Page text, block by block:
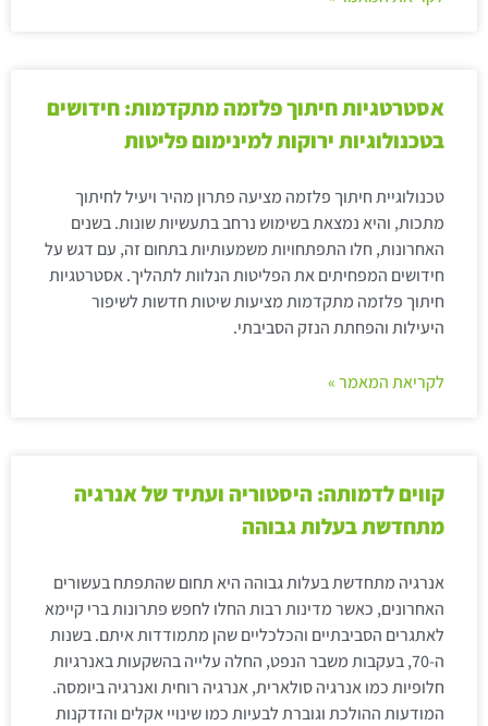
אסטרטגיות חיתוך פלזמה מתקדמות: חידושים
בטכנולוגיות ירוקות למינימום פליטות
טכנולוגיית חיתוך פלזמה מציעה פתרון מהיר ויעיל לחיתוך
מתכות, והיא נמצאת בשימוש נרחב בתעשיות שונות. בשנים
האחרונות, חלו התפתחויות משמעותיות בתחום זה, עם דגש על
חידושים המפחיתים את הפליטות הנלוות לתהליך. אסטרטגיות
חיתוך פלזמה מתקדמות מציעות שיטות חדשות לשיפור
היעילות והפחתת הנזק הסביבתי.
לקריאת המאמר »
קווים לדמותה: היסטוריה ועתיד של אנרגיה
מתחדשת בעלות גבוהה
אנרגיה מתחדשת בעלות גבוהה היא תחום שהתפתח בעשורים
האחרונים, כאשר מדינות רבות החלו לחפש פתרונות ברי קיימא
לאתגרים הסביבתיים והכלכליים שהן מתמודדות איתם. בשנות
ה-70, בעקבות משבר הנפט, החלה עלייה בהשקעות באנרגיות
חלופיות כמו אנרגיה סולארית, אנרגיה רוחית ואנרגיה ביומסה.
המודעות ההולכת וגוברת לבעיות כמו שינויי אקלים והזדקנות